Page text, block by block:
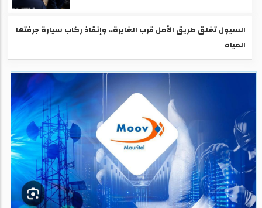
السيول تغلق طريق الأمل قرب الغايرة.. وإنقاذ ركاب سيارة جرفتها
المياه